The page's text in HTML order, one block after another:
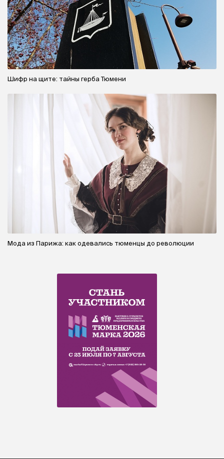
Шифр на щите: тайны герба Тюмени
Мода из Парижа: как одевались тюменцы до революции